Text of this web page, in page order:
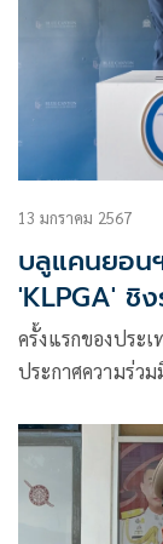
13 มกราคม 2567
บลูแคนยอ
'KLPGA' ชิ
ครั้งแรกของประ
ประกาศความร่ว